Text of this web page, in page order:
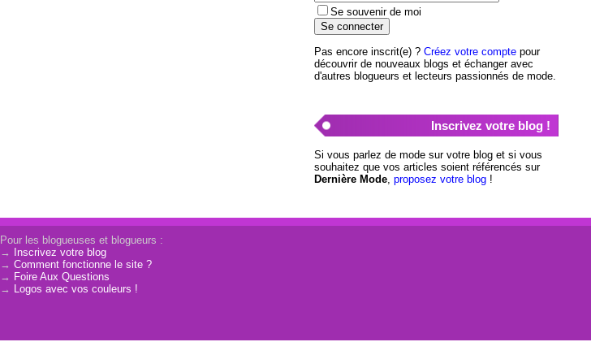
Se souvenir de moi
Pas encore inscrit(e) ? Créez votre comptepour
découvrir de nouveaux blogs et échanger avec
d'autres blogueurs et lecteurs passionnés de mode.
Inscrivez votre blog !
Si vous parlez de mode sur votre blog et si vous
souhaitez que vos articles soient référencés sur
Dernière Mode, proposez votre blog!
Pour les blogueuses et blogueurs :
→ Inscrivez votre blog
→Comment fonctionne le site ?
→ Foire Aux Questions
→ Logos avec vos couleurs !